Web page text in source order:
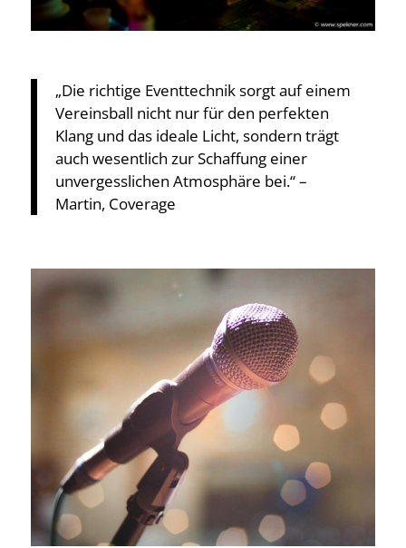
„Die richtige Eventtechnik sorgt auf einem
Vereinsball nicht nur für den perfekten
Klang und das ideale Licht, sondern trägt
auch wesentlich zur Schaffung einer
unvergesslichen Atmosphäre bei.“ –
Martin, Coverage